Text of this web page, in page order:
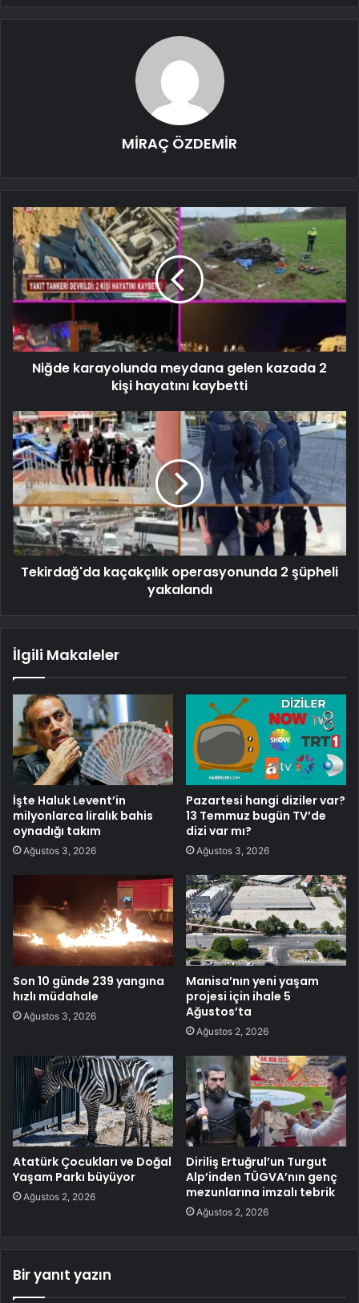
MİRAÇ ÖZDEMİR
Niğde karayolunda meydana gelen kazada 2
kişi hayatını kaybetti
Tekirdağ'da kaçakçılık operasyonunda 2 şüpheli
yakalandı
İlgili Makaleler
İşte Haluk Levent’in
milyonlarca liralık bahis
oynadığı takım
Ağustos 3, 2026
Pazartesi hangi diziler var?
13 Temmuz bugün TV’de
dizi var mı?
Ağustos 3, 2026
Son 10 günde 239 yangına
hızlı müdahale
Ağustos 3, 2026
Manisa’nın yeni yaşam
projesi için ihale 5
Ağustos’ta
Ağustos 2, 2026
Atatürk Çocukları ve Doğal
Yaşam Parkı büyüyor
Ağustos 2, 2026
Diriliş Ertuğrul’un Turgut
Alp’inden TÜGVA’nın genç
mezunlarına imzalı tebrik
Ağustos 2, 2026
Bir yanıt yazın